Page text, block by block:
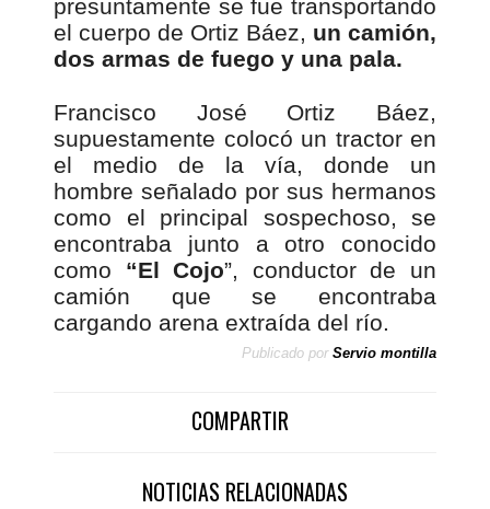
presuntamente se fue transportando
el cuerpo de Ortiz Báez, un camión,
dos armas de fuego y una pala.
Francisco José Ortiz Báez,
supuestamente colocó un tractor en
el medio de la vía, donde un
hombre señalado por sus hermanos
como el principal sospechoso, se
encontraba junto a otro conocido
como “El Cojo”, conductor de un
camión que se encontraba
cargando arena extraída del río.
Publicado por Servio montilla
COMPARTIR
NOTICIAS RELACIONADAS